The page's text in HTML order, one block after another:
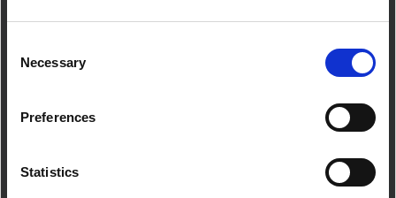
Selection
Necessary
Preferences
Statistics